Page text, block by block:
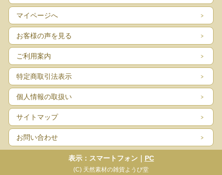
マイページへ
お客様の声を見る
ご利用案内
特定商取引法表示
個人情報の取扱い
サイトマップ
お問い合わせ
表示：スマートフォン｜ PC
(C) 天然素材の雑貨ようび堂